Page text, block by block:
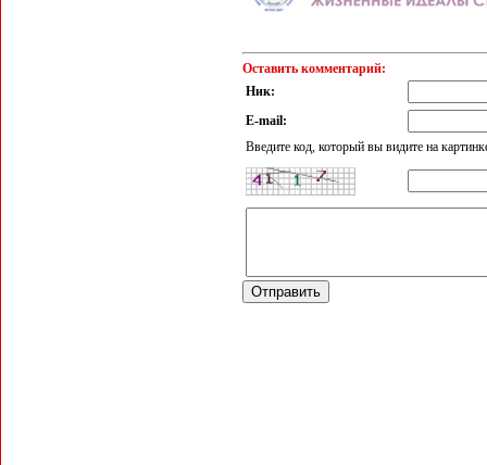
Оставить комментарий:
Ник:
E-mail:
Введите код, который вы видите на